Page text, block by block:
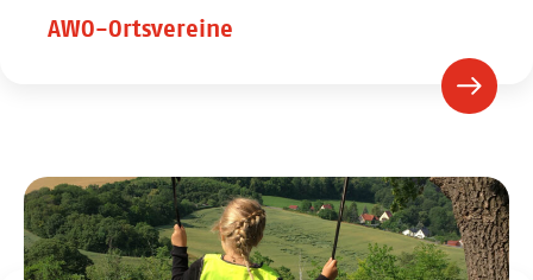
AWO-Ortsvereine